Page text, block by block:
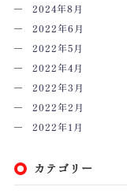
2024年8月
2022年6月
2022年5月
2022年4月
2022年3月
2022年2月
2022年1月
カテゴリー